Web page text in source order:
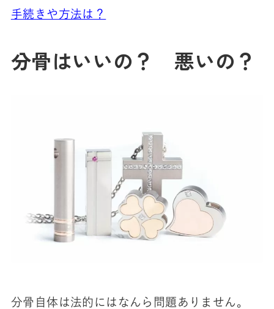
手続きや方法は？
分骨はいいの？ 悪いの？
分骨自体は法的にはなんら問題ありません。